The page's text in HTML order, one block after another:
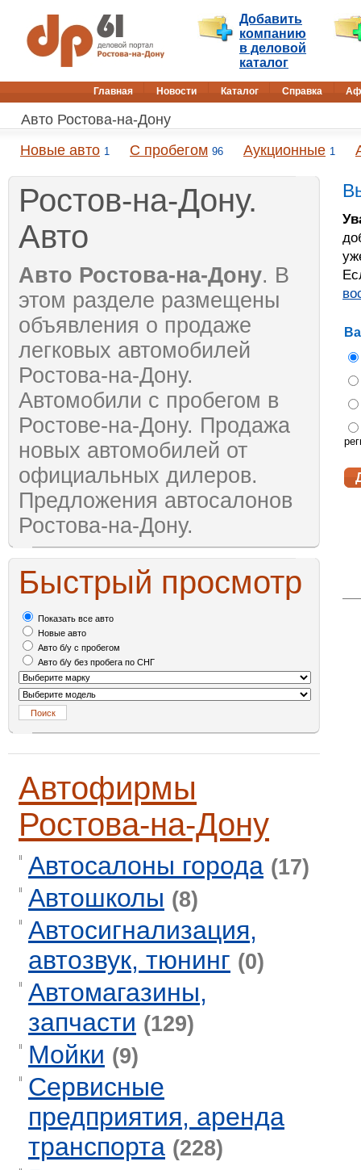
Добавить
компанию
в деловой
каталог
Главная Новости Каталог Справка
Авто Ростова-на-Дону
Новые авто 1 С пробегом 96 Аукционные 1
Ростов-на-Дону.
Авто
Авто Ростова-на-Дону. В
этом разделе размещены
объявления о продаже
легковых автомобилей
Ростова-на-Дону.
Автомобили с пробегом в
Ростове-на-Дону. Продажа
новых автомобилей от
официальных дилеров.
Предложения автосалонов
Ростова-на-Дону.
Быстрый просмотр
Показать все авто
Новые авто
Авто б/у с пробегом
Авто б/у без пробега по СНГ
Автофирмы
Ростова-на-Дону
Автосалоны города (17)
Автошколы (8)
Автосигнализация,
автозвук, тюнинг (0)
Автомагазины,
запчасти (129)
Мойки (9)
Сервисные
предприятия, аренда
транспорта (228)